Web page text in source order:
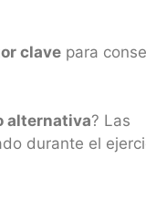
clave para
alternativa? Las
durante el